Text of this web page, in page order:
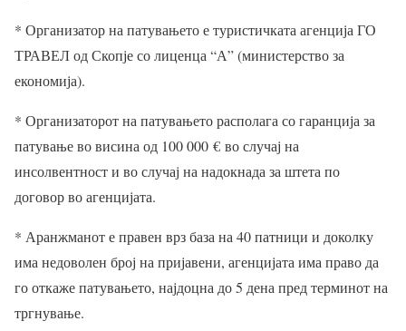
* Организатор на патувањето е туристичката агенција ГО
ТРАВЕЛ од Скопје со лиценца “А” (министерство за
економија).
* Организаторот на патувањето располага со гаранција за
патување во висина од 100 000 € во случај на
инсолвентност и во случај на надокнада за штета по
договор во агенцијата.
* Аранжманот е правен врз база на 40 патници и доколку
има недоволен број на пријавени, агенцијата има право да
го откаже патувањето, најдоцна до 5 дена пред терминот на
тргнување.